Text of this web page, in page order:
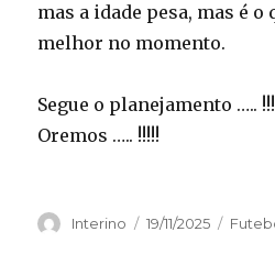
mas a idade pesa, mas é o
melhor no momento.
Segue o planejamento …..
Oremos ….. !!!!!
Autor
Interino
Publicado
19/11/2025